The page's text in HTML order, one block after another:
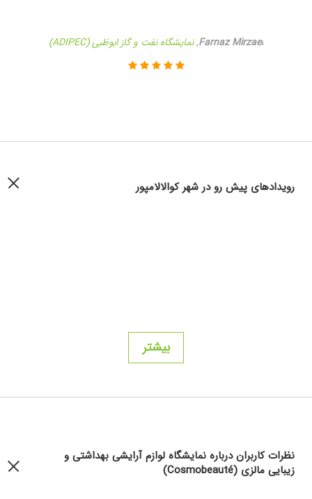
Farnaz Mirzaei
,نمایشگاه نفت و گاز ابوظبی (ADIPEC)
رویداد‌های پیش رو در شهر کوالالامپور
بیشتر
نظرات کاربران درباره نمایشگاه لوازم آرایشی بهداشتی و
زیبایی مالزی (Cosmobeauté)